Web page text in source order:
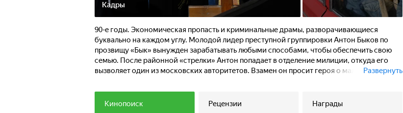
Кадры
90-е годы. Экономическая пропасть и криминальные драмы, разворачивающиеся
буквально на каждом углу. Молодой лидер преступной группировки Антон Быков по
прозвищу «Бык» вынужден зарабатывать любыми способами, чтобы обеспечить свою
семью. После районной «стрелки» Антон попадает в отделение милиции, откуда его
вызволяет один из московских авторитетов. Взамен он просит героя о маленькой, но
Развернуть
Кинопоиск Рецензии Награды